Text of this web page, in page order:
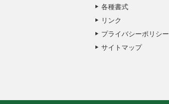
各種書式
リンク
プライバシーポリシー
サイトマップ